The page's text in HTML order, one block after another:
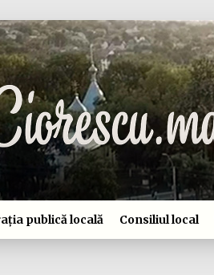
publică locală Consiliul local